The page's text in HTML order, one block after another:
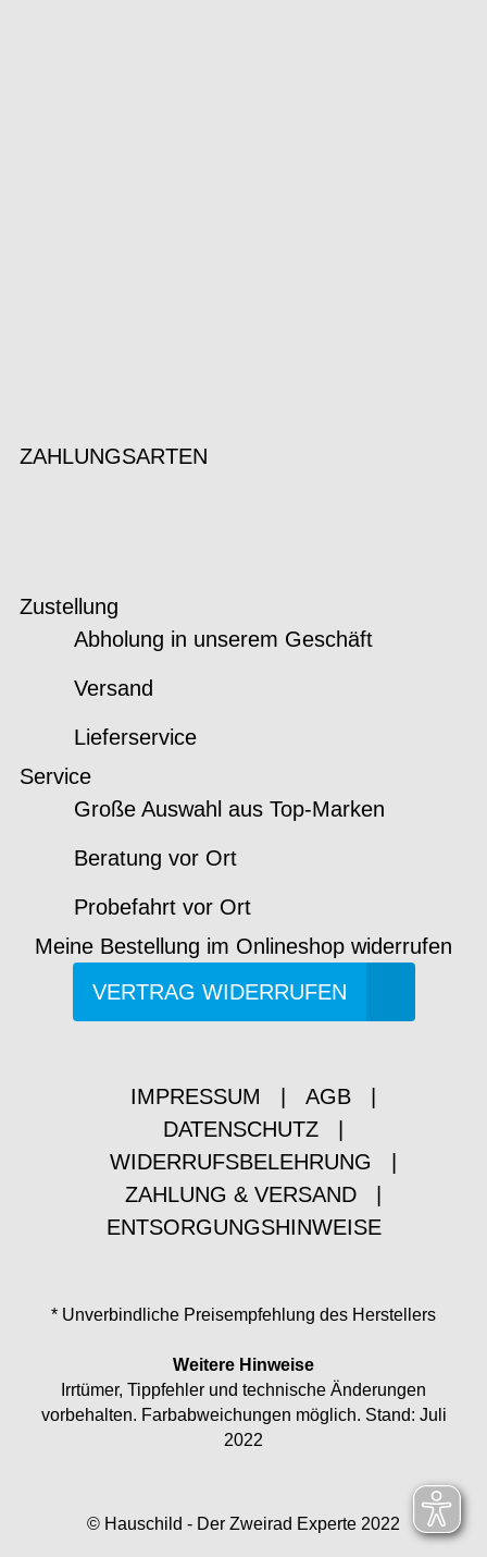
ZAHLUNGSARTEN
Zustellung
Abholung in unserem Geschäft
Versand
Lieferservice
Service
Große Auswahl aus Top-Marken
Beratung vor Ort
Probefahrt vor Ort
Meine Bestellung im Onlineshop widerrufen
VERTRAG WIDERRUFEN
IMPRESSUM AGB
DATENSCHUTZ
WIDERRUFSBELEHRUNG
ZAHLUNG & VERSAND
ENTSORGUNGSHINWEISE
* Unverbindliche Preisempfehlung des Herstellers
Weitere Hinweise
Irrtümer, Tippfehler und technische Änderungen
vorbehalten. Farbabweichungen möglich. Stand: Juli
2022
© Hauschild - Der Zweirad Experte 2022